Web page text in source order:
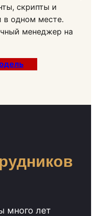
скрипты и
в одном месте.
менеджер на
много лет